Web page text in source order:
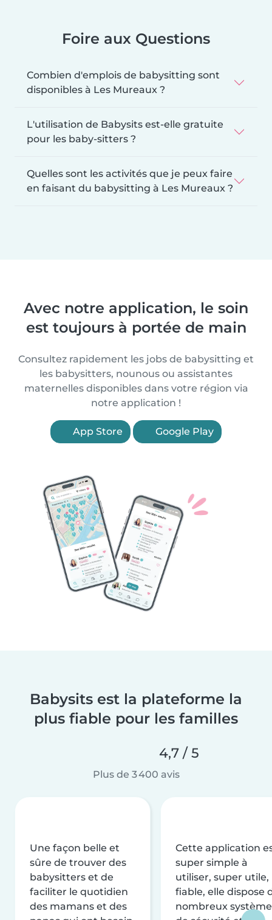
Foire aux Questions
Combien d'emplois de babysitting sont
disponibles à Les Mureaux ?
L'utilisation de Babysits est-elle gratuite
pour les baby-sitters ?
Quelles sont les activités que je peux faire
en faisant du babysitting à Les Mureaux ?
Avec notre application, le soin
est toujours à portée de main
Consultez rapidement les jobs de babysitting et
les babysitters, nounous ou assistantes
maternelles disponibles dans votre région via
notre application !
App Store Google Play
Babysits est la plateforme la
plus fiable pour les familles
4,7 / 5
Plus de 3 400 avis
Une façon belle et
sûre de trouver des
babysitters et de
faciliter le quotidien
des mamans et des
Cette application
super simple à
utiliser, super utile,
fiable, elle dispose
nombreux